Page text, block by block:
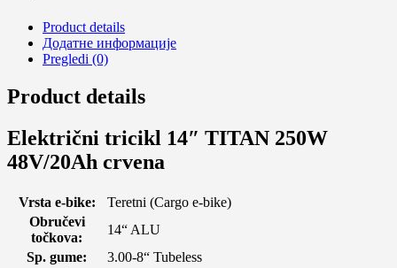
Product details
Додатне информације
Pregledi (0)
Product details
Električni tricikl 14″ TITAN 250W
48V/20Ah crvena
Vrsta e-bike:
Teretni (Cargo e-bike)
Obručevi
točkova:
14“ ALU
Sp. gume:
3.00-8“ Tubeless